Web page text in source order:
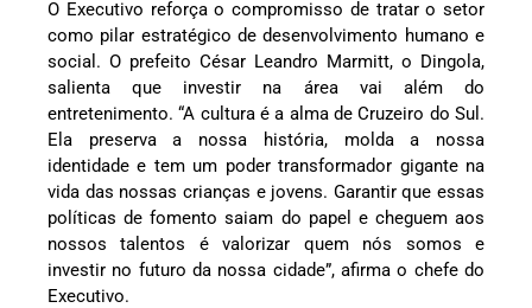
O Executivo reforça o compromisso de tratar o setor
como pilar estratégico de desenvolvimento humano e
social. O prefeito César Leandro Marmitt, o Dingola,
salienta que investir na área vai além do
entretenimento. “A cultura é a alma de Cruzeiro do Sul.
Ela preserva a nossa história, molda a nossa
identidade e tem um poder transformador gigante na
vida das nossas crianças e jovens. Garantir que essas
políticas de fomento saiam do papel e cheguem aos
nossos talentos é valorizar quem nós somos e
investir no futuro da nossa cidade”, afirma o chefe do
Executivo.